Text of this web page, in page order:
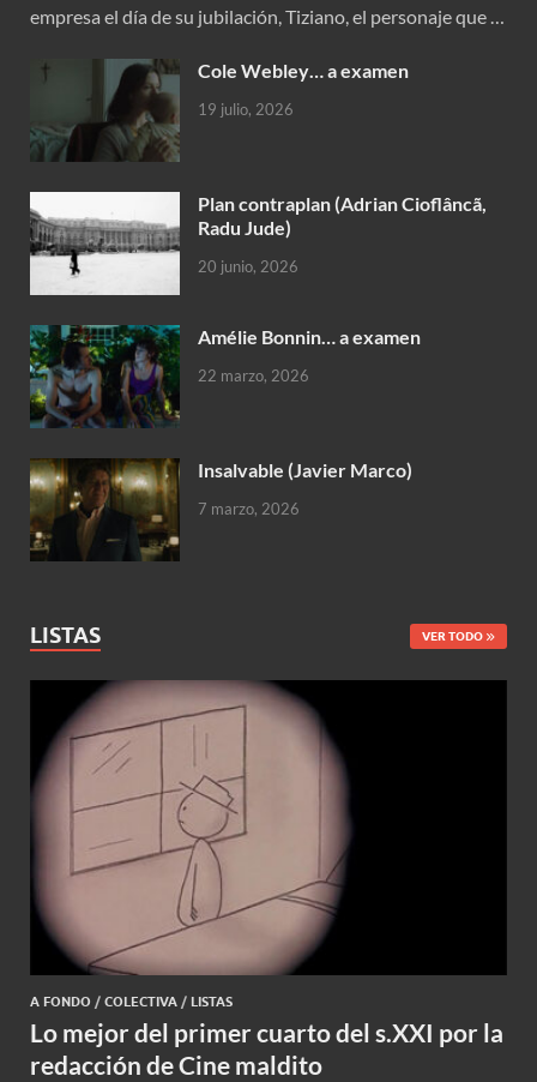
empresa el día de su jubilación, Tiziano, el personaje que …
Cole Webley… a examen
19 julio, 2026
Plan contraplan (Adrian Cioflâncã,
Radu Jude)
20 junio, 2026
Amélie Bonnin… a examen
22 marzo, 2026
Insalvable (Javier Marco)
7 marzo, 2026
LISTAS VER TODO
A FONDO / COLECTIVA / LISTAS
Lo mejor del primer cuarto del s.XXI por la
redacción de Cine maldito